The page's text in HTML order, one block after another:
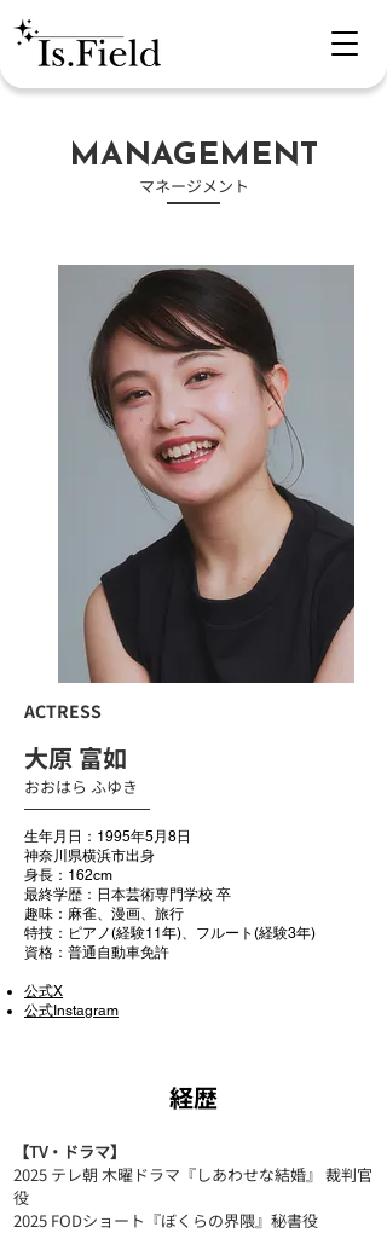
​MANAGEMENT
​マネージメント
ACTRESS
大原 富如
おおはら ふゆき
生年月日：1995年5月8日
神奈川県横浜市出身
身長：162cm
最終学歴：日本芸術専門学校 卒
趣味：麻雀、漫画、旅行
特技：ピアノ(経験11年)、フルート(経験3年)
資格：普通自動車免許
公式X
公式Instagram
​経歴
【TV・ドラマ】
2025 テレ朝 木曜ドラマ『しあわせな結婚』 裁判官
役
2025 FODショート『ぼくらの界隈』秘書役